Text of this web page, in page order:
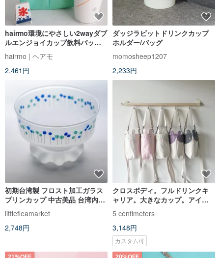
hairmo環境にやさしい2wayダブ
ルエンジョイカップ飲料バッグ-
ファブリック単層
hairmo | ヘアモ
2,461円
ダッジラビットドリンクカップ
ホルダー/バッグ
momosheep1207
2,233円
初期台湾製 フロスト加工ガラス
プリンカップ 中古美品 台湾内送
料無料
littlefleamarket
2,748円
クロスボディ。フルドリンクキ
ャリア。大きなカップ。アイス
ブラスターカップ。刺繍可能で
す。カスタムサイズも利用可能
です。うさぎ
5 centimeters
3,148円
カスタム可